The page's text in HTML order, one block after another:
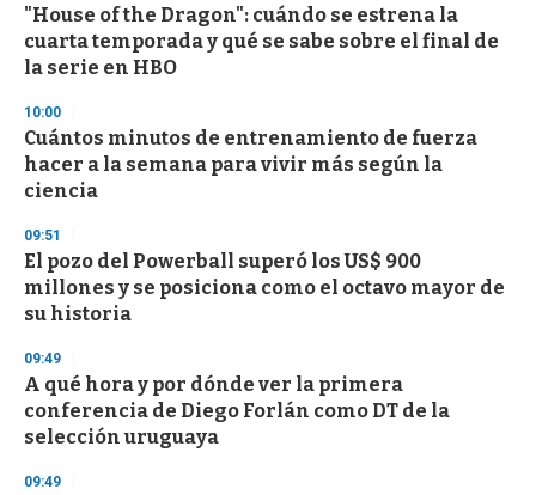
s
o
f
3
s
e
c
o
n
"House of the Dragon": cuándo se estrena la
cuarta temporada y qué se sabe sobre el final de
la serie en HBO
10:00
Cuántos minutos de entrenamiento de fuerza
hacer a la semana para vivir más según la
ciencia
09:51
El pozo del Powerball superó los US$ 900
millones y se posiciona como el octavo mayor de
su historia
09:49
A qué hora y por dónde ver la primera
conferencia de Diego Forlán como DT de la
selección uruguaya
09:49